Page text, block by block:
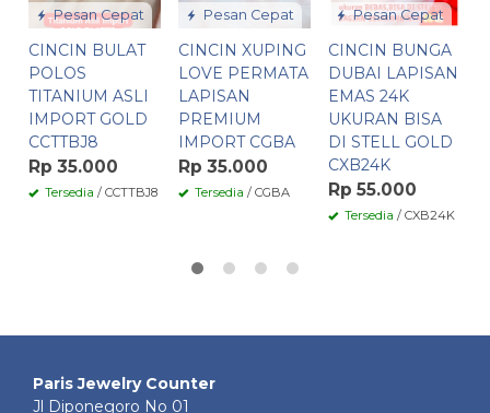
Pesan Cepat
CINCIN BULAT
POLOS
TITANIUM ASLI
IMPORT GOLD
CCTTBJ8
Rp 35.000
Tersedia / CCTTBJ8
Pesan Cepat
CINCIN XUPING
LOVE PERMATA
LAPISAN
PREMIUM
IMPORT CGBA
Rp 35.000
Tersedia / CGBA
Pesan Cepat
CINCIN BUNGA
DUBAI LAPISAN
EMAS 24K
UKURAN BISA
DI STELL GOLD
CXB24K
Rp 55.000
Tersedia / CXB24K
Paris Jewelry Counter
Jl Diponegoro No 01